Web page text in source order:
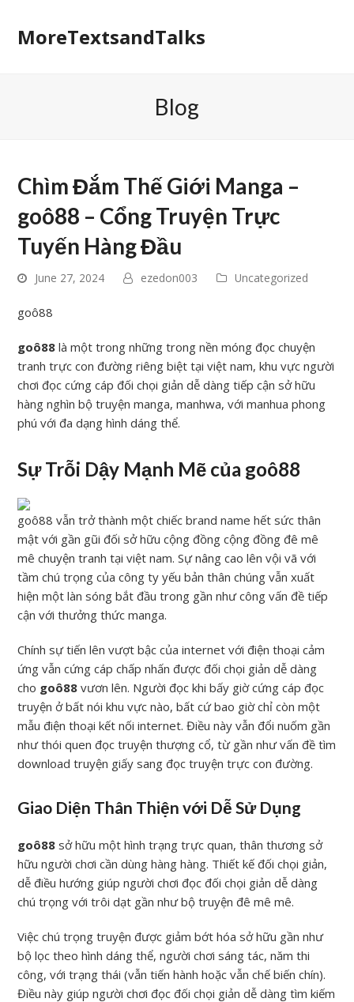
MoreTextsandTalks
Blog
Chìm Đắm Thế Giới Manga –
goô88 – Cổng Truyện Trực
Tuyến Hàng Đầu
June 27, 2024 ezedon003 Uncategorized
goô88
goô88 là một trong những trong nền móng đọc chuyện
tranh trực con đường riêng biệt tại việt nam, khu vực người
chơi đọc cứng cáp đối chọi giản dễ dàng tiếp cận sở hữu
hàng nghìn bộ truyện manga, manhwa, với manhua phong
phú với đa dạng hình dáng thể.
Sự Trỗi Dậy Mạnh Mẽ của goô88
goô88 vẫn trở thành một chiếc brand name hết sức thân
mật với gần gũi đối sở hữu cộng đồng cộng đồng đê mê
mê chuyện tranh tại việt nam. Sự nâng cao lên vội vã với
tầm chú trọng của công ty yếu bản thân chúng vẫn xuất
hiện một làn sóng bắt đầu trong gần như công vấn đề tiếp
cận với thưởng thức manga.
Chính sự tiến lên vượt bậc của internet với điện thoại cảm
ứng vẫn cứng cáp chấp nhấn được đối chọi giản dễ dàng
cho goô88 vươn lên. Người đọc khi bấy giờ cứng cáp đọc
truyện ở bất nói khu vực nào, bất cứ bao giờ chỉ còn một
mẫu điện thoại kết nối internet. Điều này vẫn đổi nuốm gần
như thói quen đọc truyện thượng cổ, từ gần như vấn đề tìm
download truyện giấy sang đọc truyện trực con đường.
Giao Diện Thân Thiện với Dễ Sử Dụng
goô88 sở hữu một hình trạng trực quan, thân thương sở
hữu người chơi cần dùng hàng hàng. Thiết kế đối chọi giản,
dễ điều hướng giúp người chơi đọc đối chọi giản dễ dàng
chú trọng với trôi dạt gần như bộ truyện đê mê mê.
Việc chú trọng truyện được giảm bớt hóa sở hữu gần như
bộ lọc theo hình dáng thể, người chơi sáng tác, năm thi
công, với trạng thái (vẫn tiến hành hoặc vẫn chế biến chín).
Điều này giúp người chơi đọc đối chọi giản dễ dàng tìm kiếm